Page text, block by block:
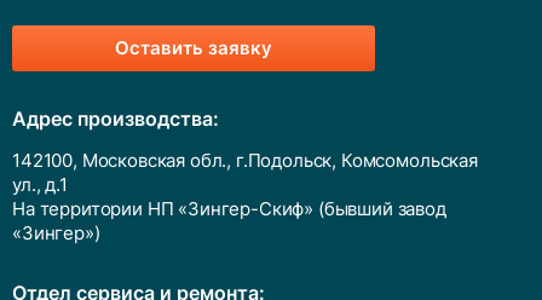
Оставить заявку
Адрес производства:
142100, Московская обл., г.Подольск, Комсомольская
ул., д.1
На территории НП «Зингер-Скиф» (бывший завод
«Зингер»)
Отдел сервиса и ремонта: